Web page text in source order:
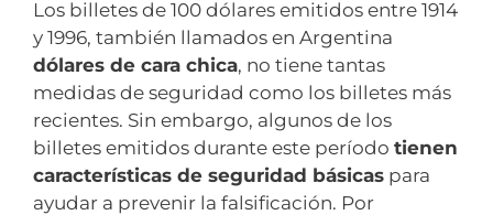
Los billetes de 100 dólares emitidos entre 1914
y 1996, también llamados en Argentina
dólares de cara chica, no tiene tantas
medidas de seguridad como los billetes más
recientes. Sin embargo, algunos de los
billetes emitidos durante este período tienen
características de seguridad básicas para
ayudar a prevenir la falsificación. Por